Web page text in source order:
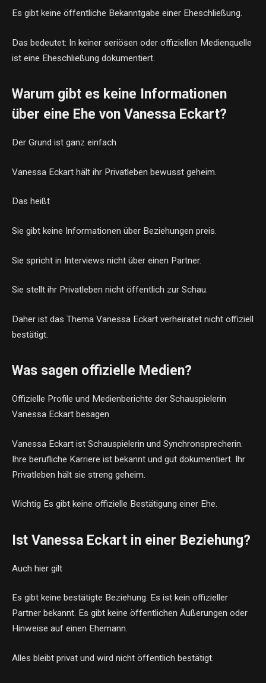
Es gibt keine öffentliche Bekanntgabe einer Eheschließung.
Das bedeutet: In keiner seriösen oder offiziellen Medienquelle
ist eine Eheschließung dokumentiert.
Warum gibt es keine Informationen
über eine Ehe von Vanessa Eckart?
Der Grund ist ganz einfach
Vanessa Eckart hält ihr Privatleben bewusst geheim.
Das heißt
Sie gibt keine Informationen über Beziehungen preis.
Sie spricht in Interviews nicht über einen Partner.
Sie stellt ihr Privatleben nicht öffentlich zur Schau.
Daher ist das Thema Vanessa Eckart verheiratet nicht offiziell
bestätigt.
Was sagen offizielle Medien?
Offizielle Profile und Medienberichte der Schauspielerin
Vanessa Eckart besagen
Vanessa Eckart ist Schauspielerin und Synchronsprecherin.
Ihre berufliche Karriere ist bekannt und gut dokumentiert. Ihr
Privatleben hält sie streng geheim.
Wichtig Es gibt keine offizielle Bestätigung einer Ehe.
Ist Vanessa Eckart in einer Beziehung?
Auch hier gilt
Es gibt keine bestätigte Beziehung. Es ist kein offizieller
Partner bekannt. Es gibt keine öffentlichen Äußerungen oder
Hinweise auf einen Ehemann.
Alles bleibt privat und wird nicht öffentlich bestätigt.